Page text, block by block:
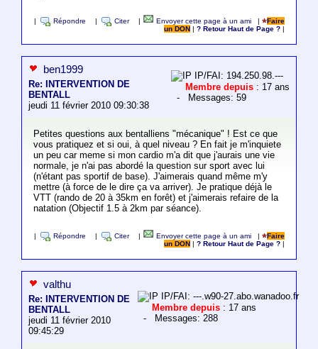
Répondre Citer Envoyer cette page à un ami |
Faire
un DON
|? Retour Haut de Page ?
ben1999
Re: INTERVENTION DE
BENTALL
jeudi 11 février 2010 09:30:38
IP/FAI: 194.250.98.---
Membre depuis : 17 ans
- Messages: 59
Petites questions aux bentalliens "mécanique" ! Est ce que
vous pratiquez et si oui, à quel niveau ? En fait je m'inquiete
un peu car meme si mon cardio m'a dit que j'aurais une vie
normale, je n'ai pas abordé la question sur sport avec lui
(n'étant pas sportif de base). J'aimerais quand même m'y
mettre (à force de le dire ça va arriver). Je pratique déjà le
VTT (rando de 20 à 35km en forêt) et j'aimerais refaire de la
natation (Objectif 1.5 à 2km par séance).
Répondre Citer Envoyer cette page à un ami |
Faire
un DON
|? Retour Haut de Page ?
valthu
Re: INTERVENTION DE
BENTALL
jeudi 11 février 2010
09:45:29
IP/FAI: ---.w90-27.abo.wanadoo.fr
Membre depuis : 17 ans
- Messages: 288